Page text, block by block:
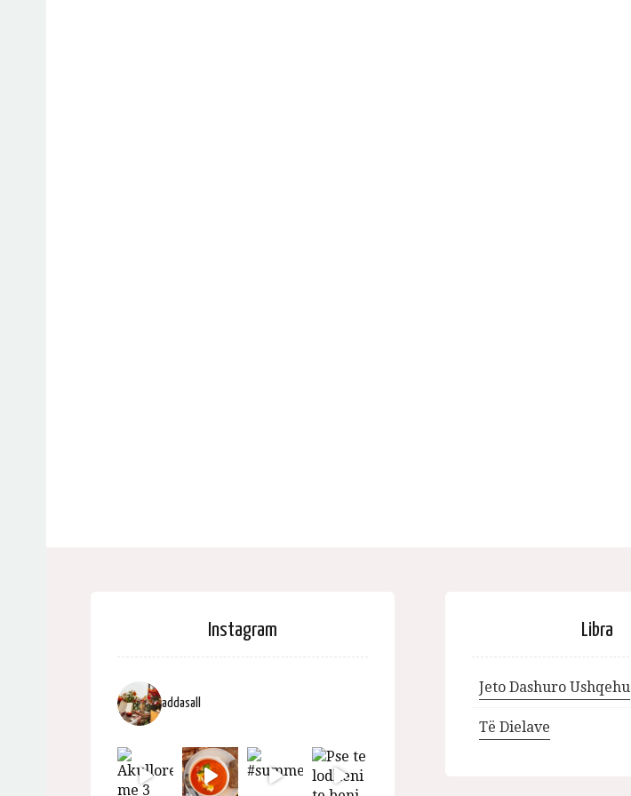
Instagram
addasall
Libra
Jeto Dashuro Ushqehu
Të Dielave